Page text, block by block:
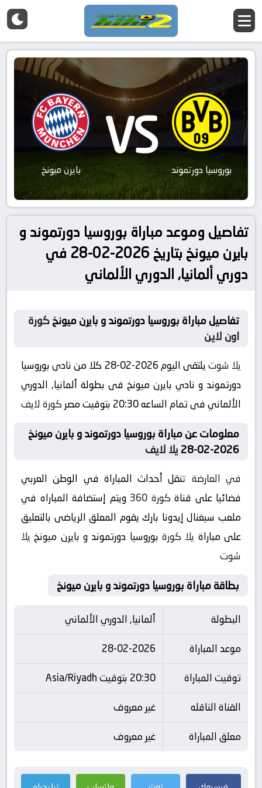
بوروسيا دورتموند VS بايرن ميونخ
تفاصيل وموعد مباراة بوروسيا دورتموند و
بايرن ميونخ بتاريخ 2026-02-28 في
دوري ألمانيا, الدوري الألماني
تفاصيل مباراة بوروسيا دورتموند و بايرن ميونخكورة
اون لاين
يلا شوت
يلتقى اليوم 2026-02-28 كلا من نادى بوروسيا
دورتموند و نادي بايرن ميونخ فى بطولة ألمانيا, الدوري
الألماني فى تمام الساعه 20:30 بتوقيت مصر
كورة لايف
معلومات عن مباراة بوروسيا دورتموند و بايرن ميونخ
2026-02-28
يلا لايف
في العارضة تنقل أحداث المباراة في الوطن العربي
فضائيا على قناةكورة 360
ويتم إستضافة المباراه في
ملعب سيغنال إيدونا بارك يقوم المعلق الرياضى بالتعليق
على مباراة يلا كورة بوروسيا دورتموند و بايرن ميونخ يلا
شوت
بطاقة مباراة بوروسيا دورتموند و بايرن ميونخ
البطولة
ألمانيا, الدوري الألماني
موعد المباراة
28-02-2026
توقيت المباراة
20:30 بتوقيت Asia/Riyadh
القناة الناقله
غير معروف
معلق المباراة
غير معروف